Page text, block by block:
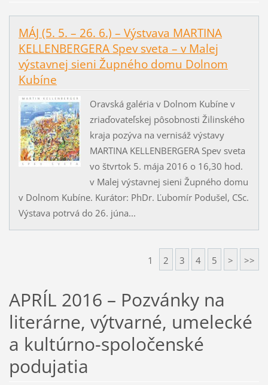
MÁJ (5. 5. – 26. 6.) – Výstvava MARTINA
KELLENBERGERA Spev sveta – v Malej
výstavnej sieni Župného domu Dolnom
Kubíne
Oravská galéria v Dolnom Kubíne v
zriaďovateľskej pôsobnosti Žilinského
kraja pozýva na vernisáž výstavy
MARTINA KELLENBERGERA Spev sveta
vo štvrtok 5. mája 2016 o 16,30 hod.
v Malej výstavnej sieni Župného domu
v Dolnom Kubíne. Kurátor: PhDr. Ľubomír Podušel, CSc.
Výstava potrvá do 26. júna...
1 2 3 4 5 > >>
APRÍL 2016 – Pozvánky na
literárne, výtvarné, umelecké
a kultúrno-spoločenské
podujatia